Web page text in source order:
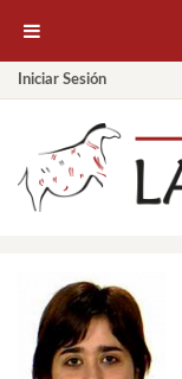
Iniciar Sesión